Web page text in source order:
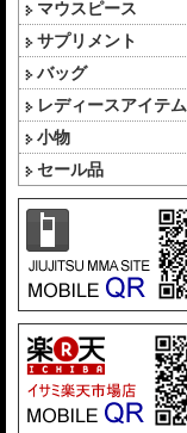
マウスピース
サプリメント
バッグ
レディースアイテム
小物
セール品